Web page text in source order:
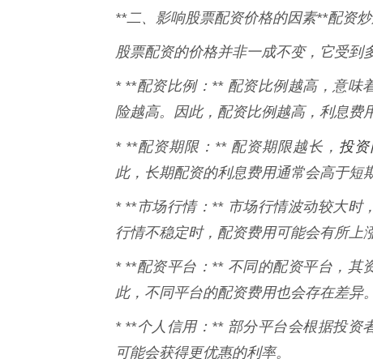
**二、影响股票配资价格的因素**配资
股票配资的价格并非一成不变，它受到
* **配资比例：** 配资比例越高，意味
险越高。因此，配资比例越高，利息费
* **配资期限：** 配资期限越长， 投
此，长期配资的利息费用通常会高于短
* **市场行情：** 市场行情波动较大时
行情不稳定时，配资费用可能会有所上
* **配资平台：** 不同的配资平台，其
此，不同平台的配资费用也会存在差异。
* **个人信用：** 部分平台会根据投资
可能会获得更优惠的利率。